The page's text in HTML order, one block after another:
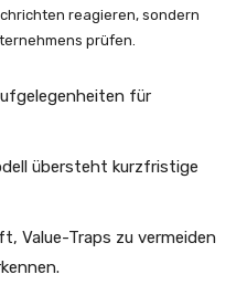
reagieren, sondern
prüfen.
für
übersteht kurzfristige
Value-Traps zu vermeiden